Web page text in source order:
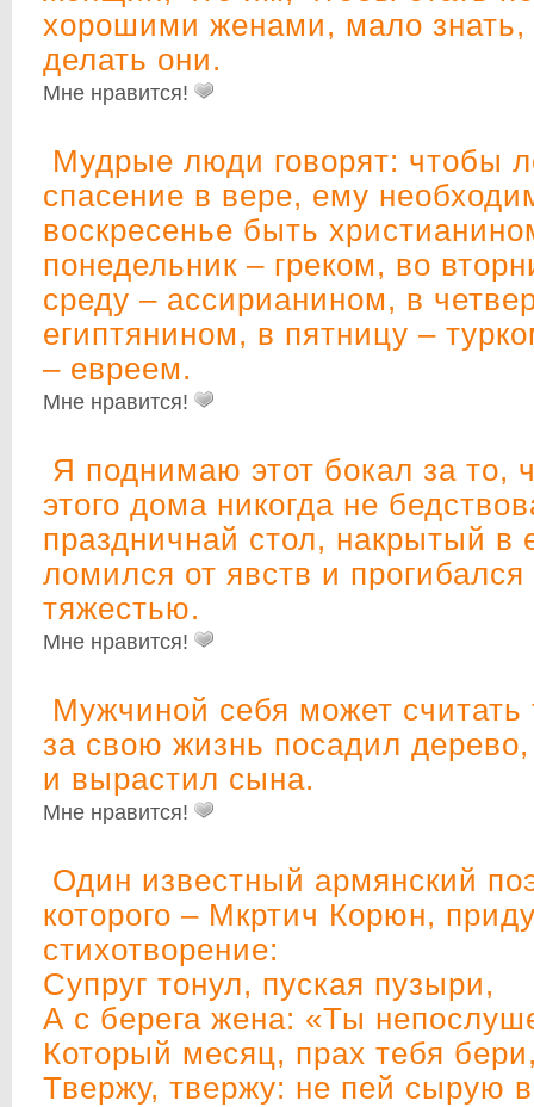
хорошими женами, мало
делать они.
Мне нравится!
Мудрые люди говорят: чтобы
спасение в вере, ему
воскресенье быть
понедельник – греком, во
среду – ассирианином, в
египтянином, в пятницу –
– евреем.
Мне нравится!
Я поднимаю этот бокал за то,
этого дома никогда не
праздничнай стол, накрытый в
ломился от явств и
тяжестью.
Мне нравится!
Мужчиной себя может считать
за свою жизнь посадил
и вырастил сына.
Мне нравится!
Один известный армянский
которого – Мкртич Корюн,
стихотворение:
Супруг тонул, пуская пузыри,
А с берега жена: «Ты
Который месяц, прах тебя
Твержу, твержу: не пей сырую